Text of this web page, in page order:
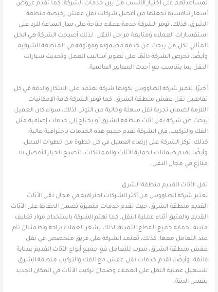
لمساعدتهم على اختيار الأنسب من بين خدمات الشركة. كما تقدم عروض
أسعار تنافسية تجعلها من أفضل شركات نقل عفش رخيصة منطقة
الشرق. كذلك، توفر الشركة خدمة عملاء متاحة على مدار الساعة للرد على
استفسارات العملاء ومتابعة مراحل النقل. لذلك أصبحت الشركة هي الحل
المثالي لكل من يبحث عن خدمة مضمونة وموثوقة في المنطقة الشرقية.
وأيضًا، تحرص الشركة دائمًا على تطوير أساليب العمل وتحديث سيارات
النقل بما يتناسب مع أحدث المعايير العالمية.
أخيرًا، تتميز شركة الطاووس بكونها شركة تعتمد على الابتكار والدقة في كل
تفاصيل نقل عفش منطقة الشرق. كما توفر الشركة كافة الإمكانيات
اللازمة لضمان تجربة نقل سهلة وخالية من التوتر. لذلك، سواء كان العميل
يبحث عن شركة نقل اثاث منطقة الشرق أو يحتاج إلى خدمات إضافية مثل
الفك والتركيب، فإن الشركة تقدم جميع هذه الخدمات باحترافية عالية.
كذلك، تركز الشركة على إرضاء العميل في كل خطوة من خطوات العمل،
وأيضًا تقدم ضمانات لحماية الأثاث والممتلكات، لتصبح الخيار الأفضل بلا
منازع في مجال النقل.
نقل الأثاث القديم منطقة الشرق
تعتبر شركة الطاووس من أكثر الشركات احترافية في مجال نقل الأثاث
القديم منطقة الشرق، حيث تقدم خدمات متميزة تضمن الحفاظ على الأثاث
القديم والعتيق أثناء عملية النقل. كما تهتم الشركة باستخدام مواد تغليف
متينة لحماية جميع القطع الثمينة، لذلك يشعر العملاء براحة واطمئنان تام
عند التعامل معها. كذلك، تعتمد الشركة على فريق متخصص في نقل
عفش منطقة الشرق، مدرب للتعامل مع جميع أنواع الأثاث القديم بعناية
فائقة. وأيضًا، تقدم خدمات نقل عفش مع الفك والتركيب منطقة الشرق
لتسهيل عملية النقل على العملاء وضمان تركيب الأثاث في المكان الجديد
بنفس الدقة.